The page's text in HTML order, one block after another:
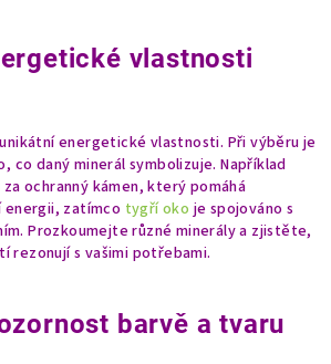
vlastnosti
energetické vlastnosti. Při výběru je
co daný minerál symbolizuje. Například
ochranný kámen, který pomáhá
zatímco tygří oko je spojováno s
Prozkoumejte různé minerály a zjistěte,
rezonují s vašimi potřebami.
barvě a tvaru